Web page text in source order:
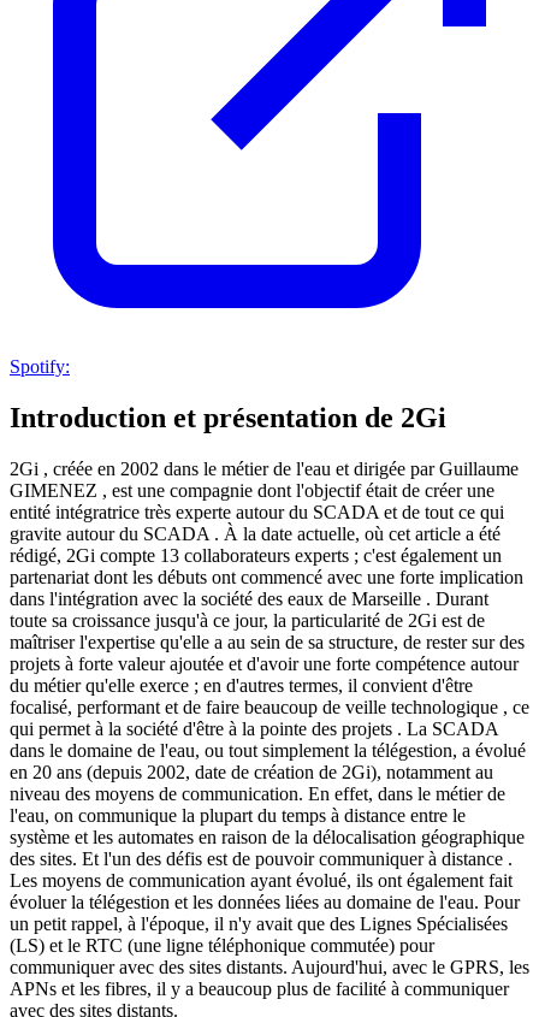
Spotify:
Introduction et présentation de 2Gi
2Gi , créée en 2002 dans le métier de l'eau et dirigée par Guillaume
GIMENEZ , est une compagnie dont l'objectif était de créer une
entité intégratrice très experte autour du SCADA et de tout ce qui
gravite autour du SCADA . À la date actuelle, où cet article a été
rédigé, 2Gi compte 13 collaborateurs experts ; c'est également un
partenariat dont les débuts ont commencé avec une forte implication
dans l'intégration avec la société des eaux de Marseille . Durant
toute sa croissance jusqu'à ce jour, la particularité de 2Gi est de
maîtriser l'expertise qu'elle a au sein de sa structure, de rester sur des
projets à forte valeur ajoutée et d'avoir une forte compétence autour
du métier qu'elle exerce ; en d'autres termes, il convient d'être
focalisé, performant et de faire beaucoup de veille technologique , ce
qui permet à la société d'être à la pointe des projets . La SCADA
dans le domaine de l'eau, ou tout simplement la télégestion, a évolué
en 20 ans (depuis 2002, date de création de 2Gi), notamment au
niveau des moyens de communication. En effet, dans le métier de
l'eau, on communique la plupart du temps à distance entre le
système et les automates en raison de la délocalisation géographique
des sites. Et l'un des défis est de pouvoir communiquer à distance .
Les moyens de communication ayant évolué, ils ont également fait
évoluer la télégestion et les données liées au domaine de l'eau. Pour
un petit rappel, à l'époque, il n'y avait que des Lignes Spécialisées
(LS) et le RTC (une ligne téléphonique commutée) pour
communiquer avec des sites distants. Aujourd'hui, avec le GPRS, les
APNs et les fibres, il y a beaucoup plus de facilité à communiquer
avec des sites distants.